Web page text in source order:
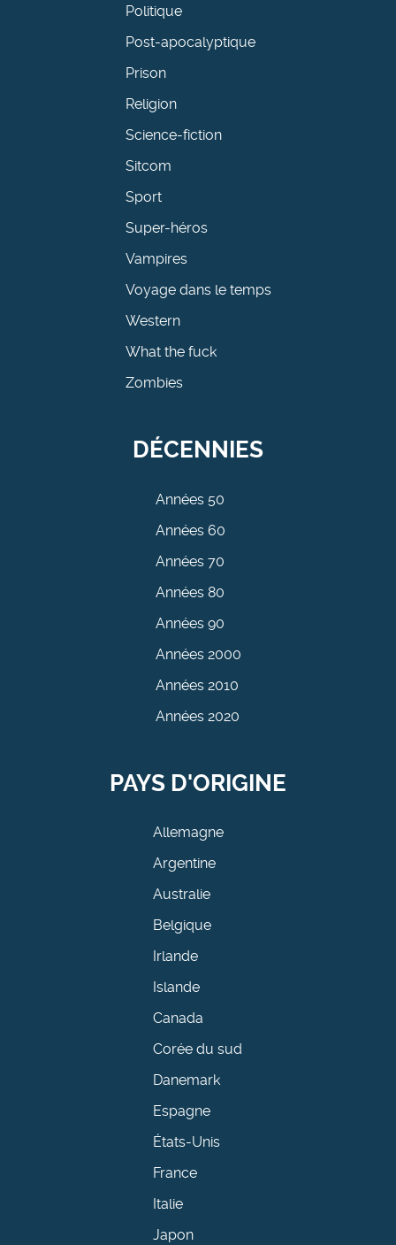
Politique
Post-apocalyptique
Prison
Religion
Science-fiction
Sitcom
Sport
Super-héros
Vampires
Voyage dans le temps
Western
What the fuck
Zombies
DÉCENNIES
Années 50
Années 60
Années 70
Années 80
Années 90
Années 2000
Années 2010
Années 2020
PAYS D'ORIGINE
Allemagne
Argentine
Australie
Belgique
Irlande
Islande
Canada
Corée du sud
Danemark
Espagne
États-Unis
France
Italie
Japon